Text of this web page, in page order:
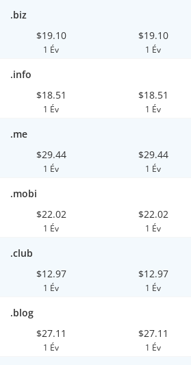
.biz
$19.10
1 Év
$19.10
1 Év
.info
$18.51
1 Év
$18.51
1 Év
.me
$29.44
1 Év
$29.44
1 Év
.mobi
$22.02
1 Év
$22.02
1 Év
.club
$12.97
1 Év
$12.97
1 Év
.blog
$27.11
1 Év
$27.11
1 Év